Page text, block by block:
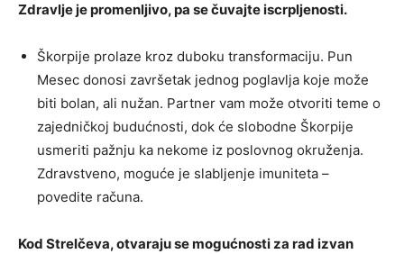
Zdravlje je promenljivo, pa se čuvajte iscrpljenosti.
Škorpije prolaze kroz duboku transformaciju. Pun
Mesec donosi završetak jednog poglavlja koje može
biti bolan, ali nužan. Partner vam može otvoriti teme o
zajedničkoj budućnosti, dok će slobodne Škorpije
usmeriti pažnju ka nekome iz poslovnog okruženja.
Zdravstveno, moguće je slabljenje imuniteta –
povedite računa.
Kod Strelčeva, otvaraju se mogućnosti za rad izvan